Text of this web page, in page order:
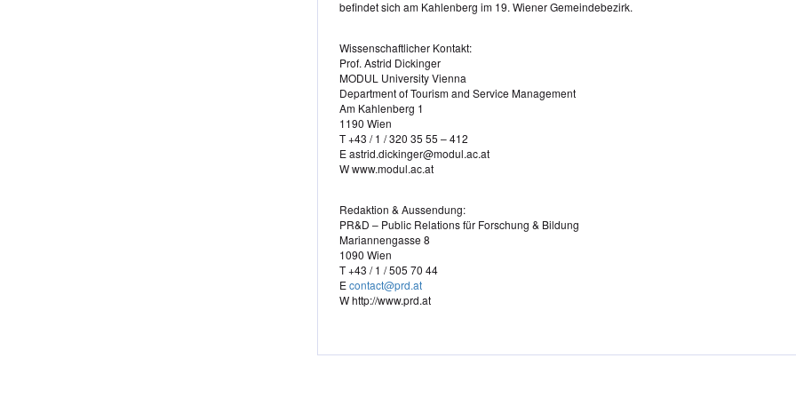
befindet sich am Kahlenberg im 19. Wiener Gemeindebezirk.
Wissenschaftlicher Kontakt:
Prof. Astrid Dickinger
MODUL University Vienna
Department of Tourism and Service Management
Am Kahlenberg 1
1190 Wien
T +43 / 1 / 320 35 55 – 412
E astrid.dickinger@modul.ac.at
W www.modul.ac.at
Redaktion & Aussendung:
PR&D – Public Relations für Forschung & Bildung
Mariannengasse 8
1090 Wien
T +43 / 1 / 505 70 44
Econtact@prd.at
W http://www.prd.at